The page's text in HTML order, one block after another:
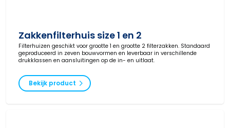
Zakkenfilterhuis size 1 en 2
Filterhuizen geschikt voor grootte 1 en grootte 2 filterzakken. Standaard
geproduceerd in zeven bouwvormen en leverbaar in verschillende
drukklassen en aansluitingen op de in- en uitlaat.
Bekijk product